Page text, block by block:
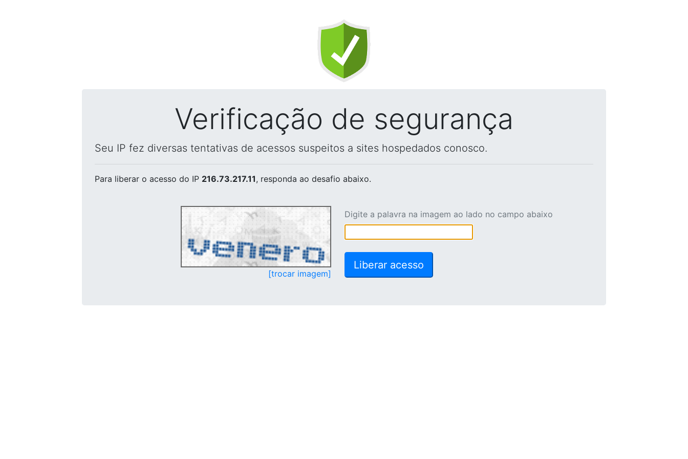
Verificação de segurança
Seu IP fez diversas tentativas de acessos suspeitos a sites hospedados conosco.
Para liberar o acesso do IP 216.73.217.11, responda ao desafio abaixo.
[trocar imagem]
Digite a palavra na imagem ao lado no campo abaixo